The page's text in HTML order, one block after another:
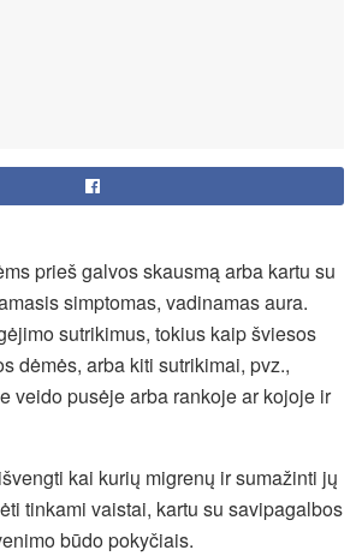
prieš galvos skausmą arba kartu su
simptomas, vadinamas aura.
sutrikimus, tokius kaip šviesos
dėmės, arba kiti sutrikimai, pvz.,
veido pusėje arba rankoje ar kojoje ir
kai kurių migrenų ir sumažinti jų
tinkami vaistai, kartu su savipagalbos
būdo pokyčiais.